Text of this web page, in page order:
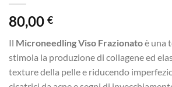
80,00 €
Il Microneedling Viso Frazionatoè una
stimola la produzione di collagene ed
texture della pelle e riducendo